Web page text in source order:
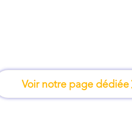
Voir notre page dédiée